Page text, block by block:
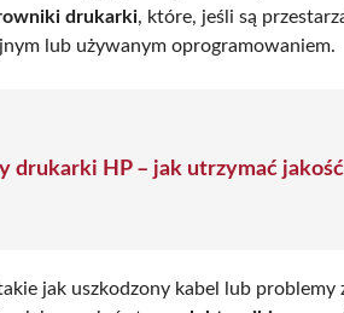
drukarki, które, jeśli są
lub używanym oprogramowaniem.
drukarki HP – jak utrzymać
jak uszkodzony kabel lub